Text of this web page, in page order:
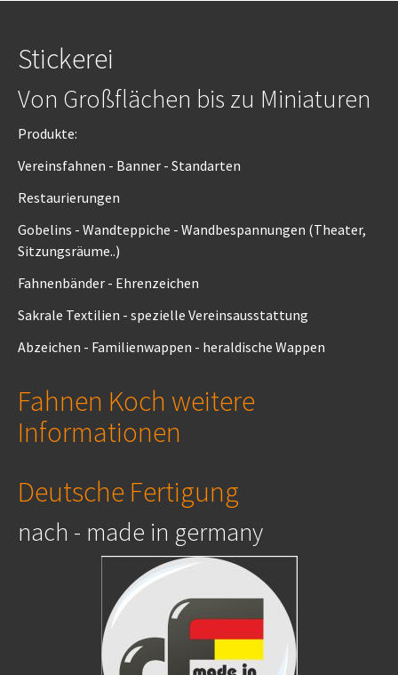
Stickerei
Von Großflächen bis zu Miniaturen
Produkte:
Vereinsfahnen - Banner - Standarten
Restaurierungen
Gobelins - Wandteppiche - Wandbespannungen (Theater,
Sitzungsräume..)
Fahnenbänder - Ehrenzeichen
Sakrale Textilien - spezielle Vereinsausstattung
Abzeichen - Familienwappen - heraldische Wappen
Fahnen Koch weitere
Informationen
Deutsche Fertigung
nach - made in germany